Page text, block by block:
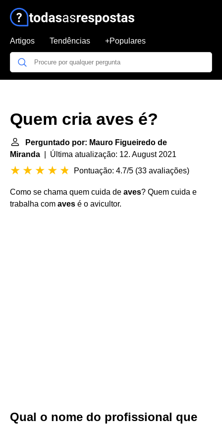
Artigos Tendências +Populares
Quem cria aves é?
Perguntado por: Mauro Figueiredo de
Miranda | Última atualização: 12. August 2021
Pontuação: 4.7/5 (33 avaliações)
Como se chama quem cuida de aves? Quem cuida e
trabalha com aves é o avicultor.
Qual o nome do profissional que